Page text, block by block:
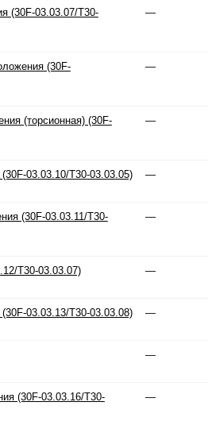
(30F-03.03.07/T30-
—
(30F-
—
(торсионная) (30F-
—
03.03.10/T30-03.03.05)
—
(30F-03.03.11/T30-
—
T30-03.03.07)
—
03.03.13/T30-03.03.08)
—
—
(30F-03.03.16/T30-
—